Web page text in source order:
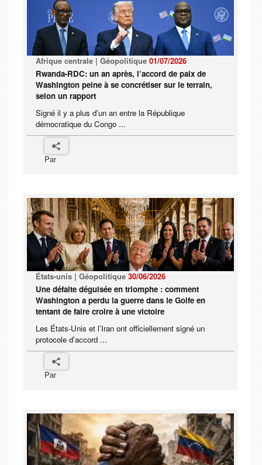
Afrique centrale | Géopolitique 01/07/2026
Rwanda-RDC: un an après, l’accord de paix de
Washington peine à se concrétiser sur le terrain,
selon un rapport
Signé il y a plus d’un an entre la République
démocratique du Congo ...
Par
États-unis | Géopolitique 30/06/2026
Une défaite déguisée en triomphe : comment
Washington a perdu la guerre dans le Golfe en
tentant de faire croire à une victoire
Les États-Unis et l’Iran ont officiellement signé un
protocole d’accord ...
Par